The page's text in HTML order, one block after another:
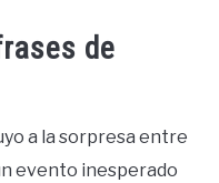
de
a la sorpresa entre
evento inesperado